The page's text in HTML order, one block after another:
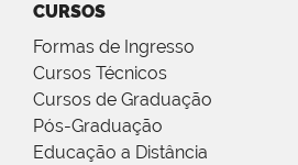
CURSOS
Formas de Ingresso
Cursos Técnicos
Cursos de Graduação
Pós-Graduação
Educação a Distância